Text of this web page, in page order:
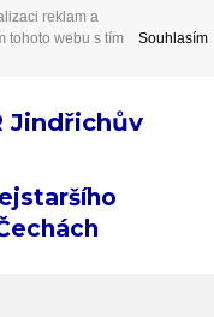
reklam a
tohoto webu s tím
Souhlasím
Jindřichův